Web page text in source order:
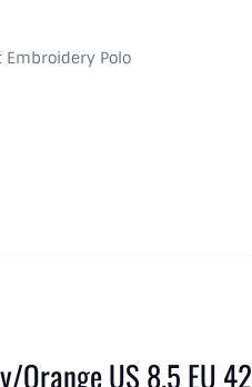
Embroidery Polo
Orange US 8.5 EU 42